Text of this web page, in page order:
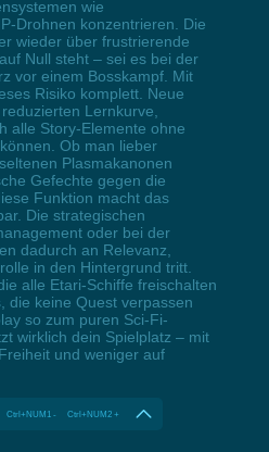
wie
Drohnen konzentrieren. Die
wieder über frustrierende
Null steht – sei es bei der
vor einem Bosskampf. Mit
Risiko komplett. Neue
Lernkurve,
alle Story-Elemente ohne
Ob man lieber
Plasmakanonen
Gefechte gegen die
Funktion macht das
Die strategischen
oder bei der
dadurch an Relevanz,
in den Hintergrund tritt.
alle Etari-Schiffe freischalten
die keine Quest verpassen
so zum puren Sci-Fi-
wirklich dein Spielplatz – mit
und weniger auf
Ctrl+NUM1 - Ctrl+NUM2 +